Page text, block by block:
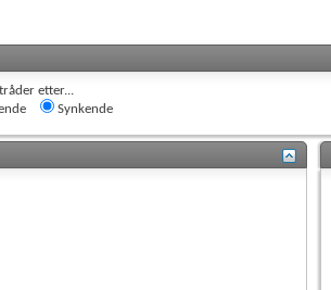
etter...
Synkende